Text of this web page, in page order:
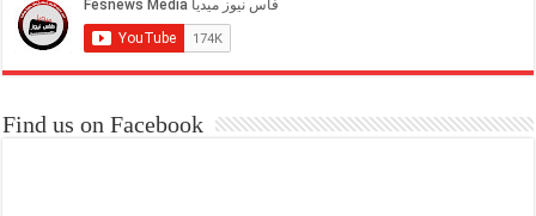
Find us on Facebook